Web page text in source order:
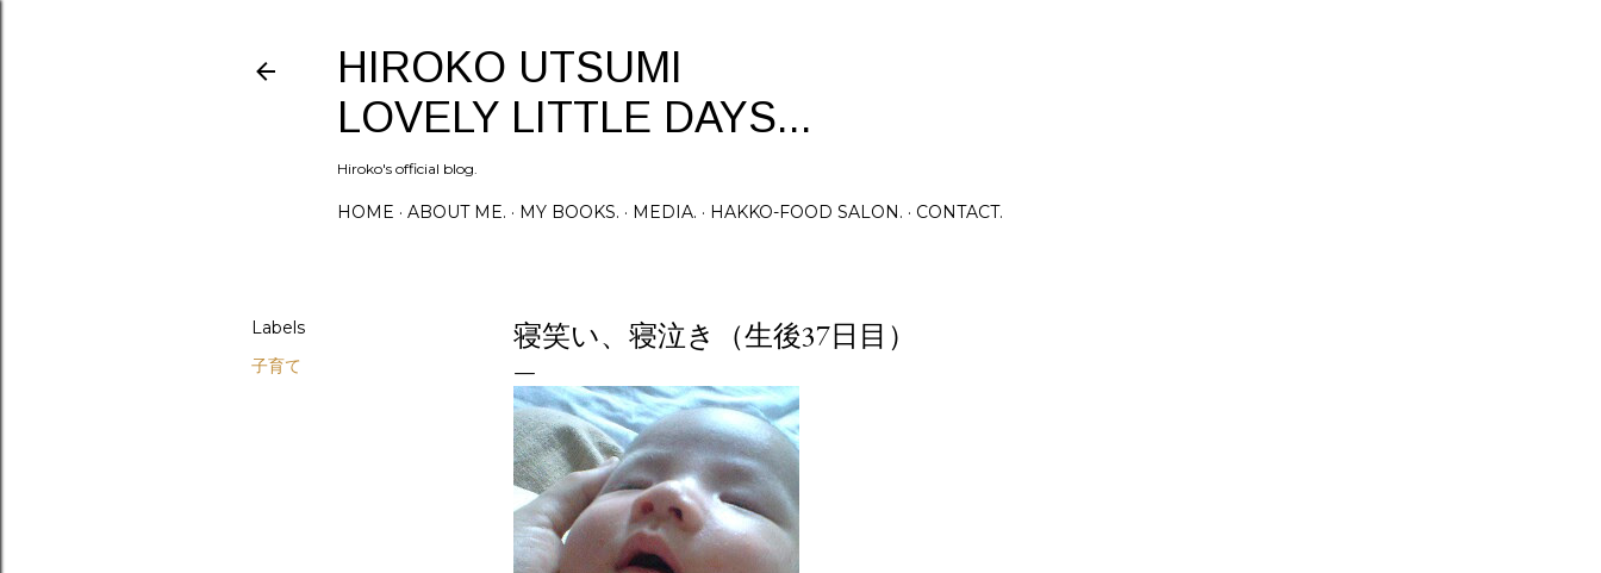
HIROKO UTSUMI
LOVELY LITTLE DAYS...
Hiroko's official blog.
HOME ABOUT ME. MY BOOKS. MEDIA. HAKKO-FOOD SALON. CONTACT.
Labels
子育て
寝笑い、寝泣き（生後37日目）